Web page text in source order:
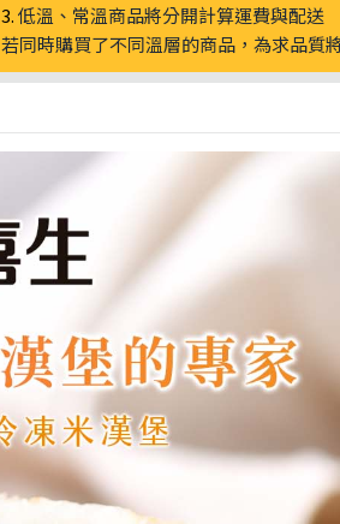
3.低溫、常溫商品將分開計算運費與配送
若同時購買了不同溫層的商品，為求品質